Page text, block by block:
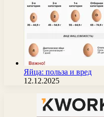
Яйца: польза и вред
12.12.2025